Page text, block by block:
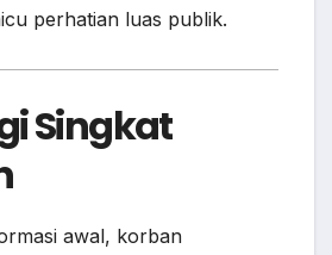
perhatian luas publik.
Singkat
awal, korban